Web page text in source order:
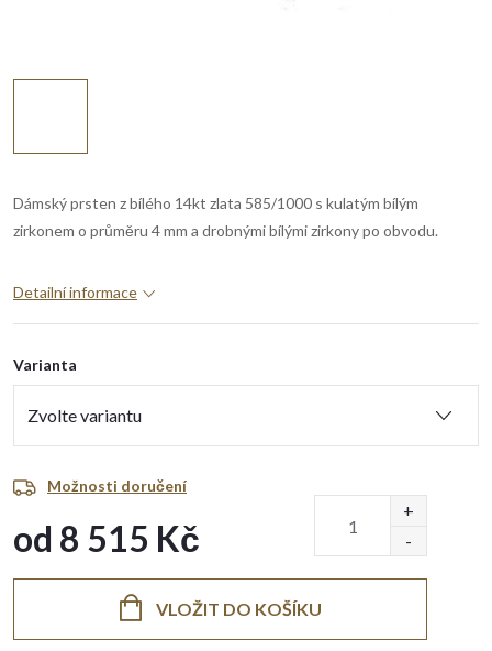
Dámský prsten z bílého 14kt zlata 585/1000 s kulatým bílým
zirkonem o průměru 4 mm a drobnými bílými zirkony po obvodu.
Detailní informace
Varianta
Možnosti doručení
od 8 515 Kč
VLOŽIT DO KOŠÍKU